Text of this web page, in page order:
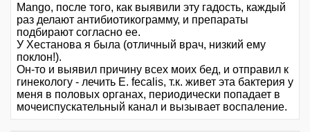
Mango, после того, как выявили эту гадость, каждый
раз делают антибиотикограмму, и препараты
подбирают согласно ее.
У Хестанова я была (отличный врач, низкий ему
поклон!).
Он-то и выявил причину всех моих бед, и отправил к
гинекологу - лечить E. fecalis, т.к. живет эта бактерия у
меня в половых органах, периодически попадает в
мочеиспускательный канал и вызывает воспаление.